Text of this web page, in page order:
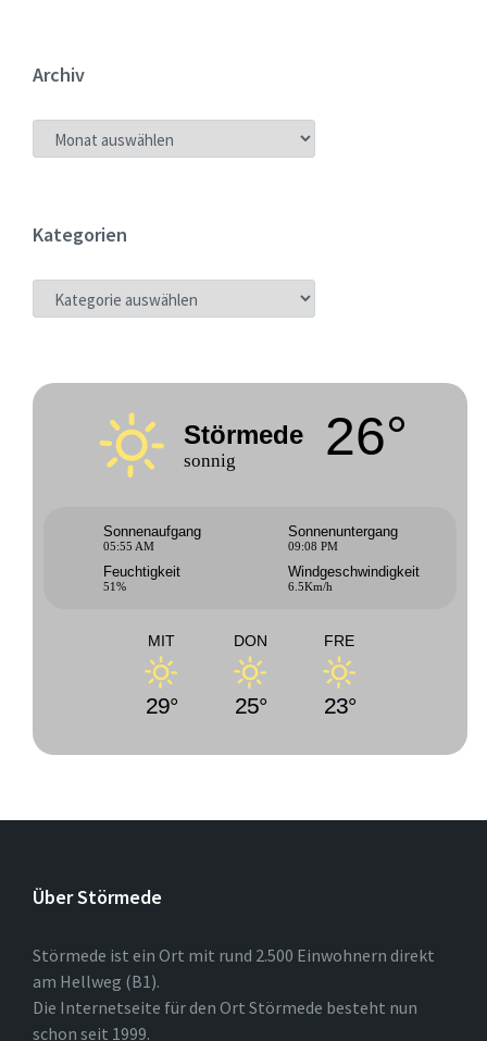
Archiv
ARCHIV
Kategorien
KATEGORIEN
Störmede
sonnig 26°
Sonnenaufgang
05:55 AM
Sonnenuntergang
09:08 PM
Feuchtigkeit
51%
Windgeschwindigkeit
6.5Km/h
MIT
29°
DON
25°
FRE
23°
Über Störmede
Störmede ist ein Ort mit rund 2.500 Einwohnern direkt
am Hellweg (B1).
Die Internetseite für den Ort Störmede besteht nun
schon seit 1999.